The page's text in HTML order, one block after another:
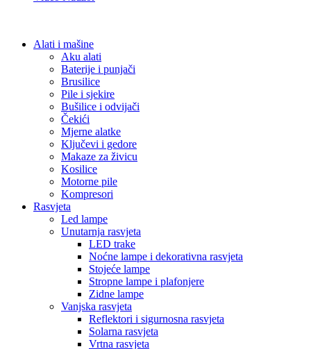
Alati i mašine
Aku alati
Baterije i punjači
Brusilice
Pile i sjekire
Bušilice i odvijači
Čekići
Mjerne alatke
Ključevi i gedore
Makaze za živicu
Kosilice
Motorne pile
Kompresori
Rasvjeta
Led lampe
Unutarnja rasvjeta
LED trake
Noćne lampe i dekorativna rasvjeta
Stojeće lampe
Stropne lampe i plafonjere
Zidne lampe
Vanjska rasvjeta
Reflektori i sigurnosna rasvjeta
Solarna rasvjeta
Vrtna rasvjeta